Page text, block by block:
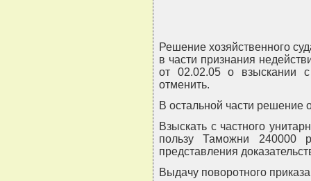
Решение хозяйственного
в части признания
от 02.02.05 о
отменить.
В остальной части решение
Взыскать с частного
пользу Таможни 240000
представления
Выдачу поворотного